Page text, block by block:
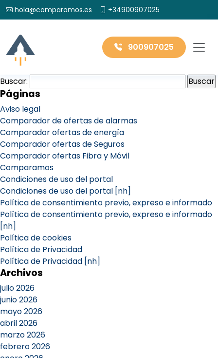
hola@comparamos.es +34900907025
900907025
Buscar:
Páginas
Aviso legal
Comparador de ofertas de alarmas
Comparador ofertas de energía
Comparador ofertas de Seguros
Comparador ofertas Fibra y Móvil
Comparamos
Condiciones de uso del portal
Condiciones de uso del portal [nh]
Política de consentimiento previo, expreso e informado
Política de consentimiento previo, expreso e informado
[nh]
Política de cookies
Política de Privacidad
Política de Privacidad [nh]
Archivos
julio 2026
junio 2026
mayo 2026
abril 2026
marzo 2026
febrero 2026